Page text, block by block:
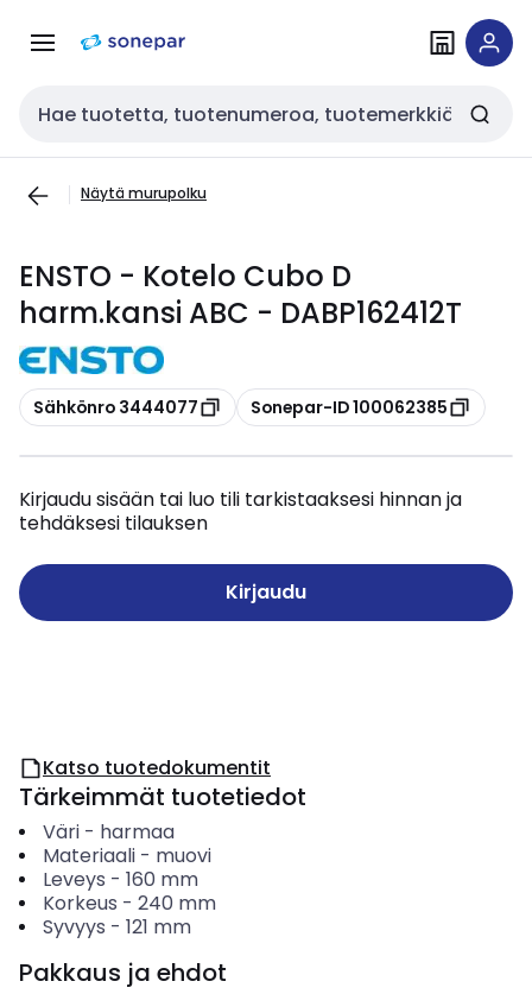
navigointiinsisältöön
Haku
Näytä murupolku
ENSTO - Kotelo Cubo D
harm.kansi ABC - DABP162412T
Kopioi
Sähkönro 3444077 Kopioi
Sonepar-ID 100062385
Kirjaudu sisään tai luo tili tarkistaaksesi hinnan ja
tehdäksesi tilauksen
Kirjaudu
Katso tuotedokumentit
Tärkeimmät tuotetiedot
Väri- harmaa
Materiaali- muovi
Leveys - 160 mm
Korkeus - 240 mm
Syvyys - 121 mm
Pakkaus ja ehdot